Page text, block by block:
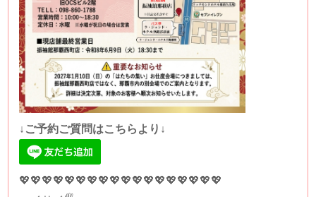
↓ご予約ご質問はこちらより↓
💖💖💖💖💖💖💖💖💖💖💖💖💖💖💖💖💖💖